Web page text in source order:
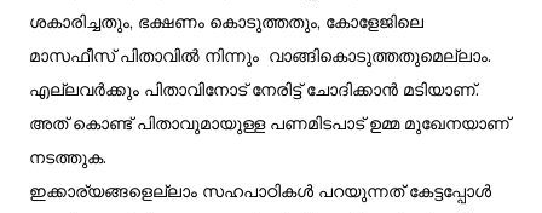
ശകാരിച്ചതും, ഭക്ഷണം കൊടുത്തതും, കോളേജിലെ
മാസഫീസ് പിതാവിൽ നിന്നും വാങ്ങികൊടുത്തതുമെല്ലാം.
എല്ലവർക്കും പിതാവിനോട് നേരിട്ട് ചോദിക്കാൻ മടിയാണ്.
അത് കൊണ്ട് പിതാവുമായുള്ള പണമിടപാട് ഉമ്മ മുഖേനയാണ്
നടത്തുക.
ഇക്കാര്യങ്ങളെല്ലാം സഹപാഠികൾ പറയുന്നത് കേട്ടപ്പോൾ